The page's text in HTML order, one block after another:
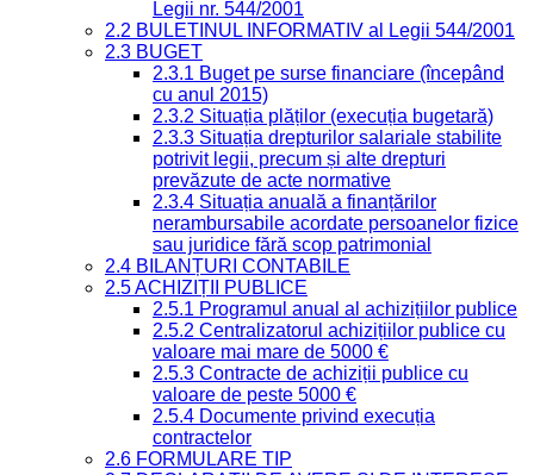
Legii nr. 544/2001
2.2 BULETINUL INFORMATIV al Legii 544/2001
2.3 BUGET
2.3.1 Buget pe surse financiare (începând
cu anul 2015)
2.3.2 Situația plăților (execuția bugetară)
2.3.3 Situația drepturilor salariale stabilite
potrivit legii, precum și alte drepturi
prevăzute de acte normative
2.3.4 Situația anuală a finanțărilor
nerambursabile acordate persoanelor fizice
sau juridice fără scop patrimonial
2.4 BILANȚURI CONTABILE
2.5 ACHIZIȚII PUBLICE
2.5.1 Programul anual al achizițiilor publice
2.5.2 Centralizatorul achizițiilor publice cu
valoare mai mare de 5000 €
2.5.3 Contracte de achiziții publice cu
valoare de peste 5000 €
2.5.4 Documente privind execuția
contractelor
2.6 FORMULARE TIP